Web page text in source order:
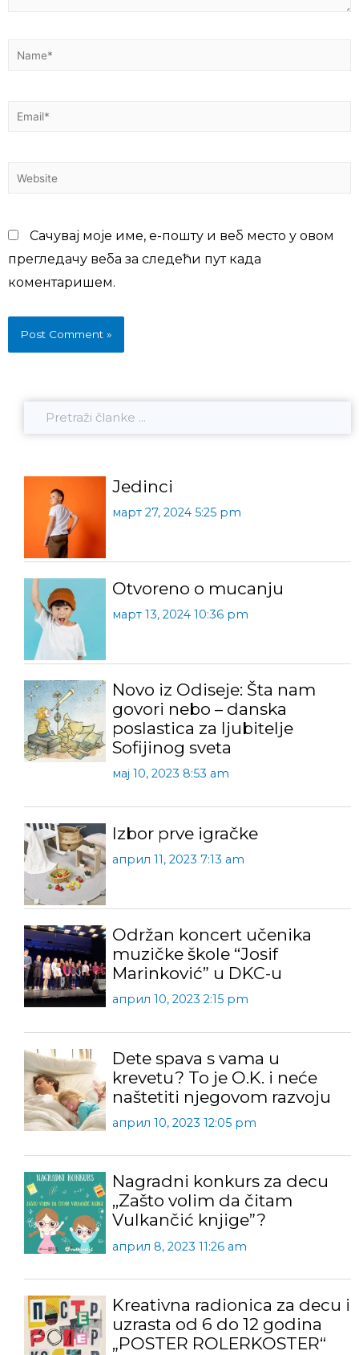
Сачувај моје име, е-пошту и веб место у овом
прегледачу веба за следећи пут када
коментаришем.
Jedinci
март 27, 2024 5:25 pm
Otvoreno o mucanju
март 13, 2024 10:36 pm
Novo iz Odiseje: Šta nam
govori nebo – danska
poslastica za ljubitelje
Sofijinog sveta
мај 10, 2023 8:53 am
Izbor prve igračke
април 11, 2023 7:13 am
Održan koncert učenika
muzičke škole “Josif
Marinković” u DKC-u
април 10, 2023 2:15 pm
Dete spava s vama u
krevetu? To je O.K. i neće
naštetiti njegovom razvoju
април 10, 2023 12:05 pm
Nagradni konkurs za decu
,,Zašto volim da čitam
Vulkančić knjige”?
април 8, 2023 11:26 am
Kreativna radionica za decu i
uzrasta od 6 do 12 godina
„POSTER ROLERKOSTER“